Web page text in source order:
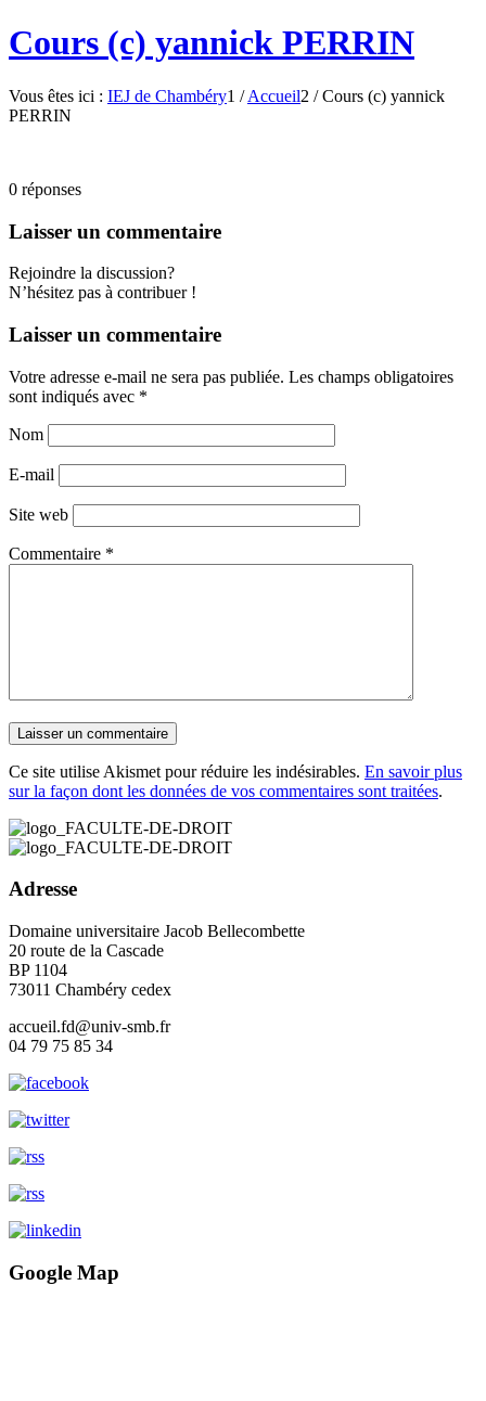
Cours (c) yannick PERRIN
Vous êtes ici : IEJ de Chambéry1 / Accueil2 / Cours (c) yannick
PERRIN
0 réponses
Laisser un commentaire
Rejoindre la discussion?
N’hésitez pas à contribuer !
Laisser un commentaire
Votre adresse e-mail ne sera pas publiée. Les champs obligatoires
sont indiqués avec *
Nom
E-mail
Site web
Commentaire *
Ce site utilise Akismet pour réduire les indésirables. En savoir plus
sur la façon dont les données de vos commentaires sont traitées.
Adresse
Domaine universitaire Jacob Bellecombette
20 route de la Cascade
BP 1104
73011 Chambéry cedex
accueil.fd@univ-smb.fr
04 79 75 85 34
Google Map